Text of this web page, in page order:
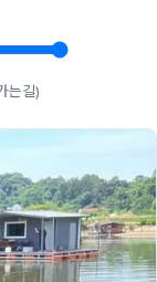
는길)